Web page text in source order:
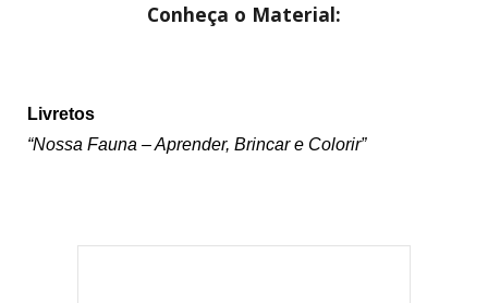
Conheça o Material:
Livretos
“Nossa Fauna – Aprender, Brincar e Colorir”